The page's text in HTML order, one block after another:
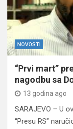
NOVOSTI
“Prvi mart”
nagodbu sa
13 godina ago
SARAJEVO – U
“Presu RS”